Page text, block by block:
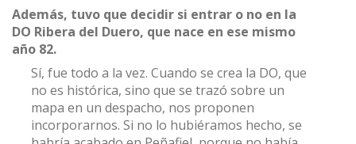
Además, tuvo que decidir si entrar o no en la
DO Ribera del Duero, que nace en ese mismo
año 82.
Sí, fue todo a la vez. Cuando se crea la DO, que
no es histórica, sino que se trazó sobre un
mapa en un despacho, nos proponen
incorporarnos. Si no lo hubiéramos hecho, se